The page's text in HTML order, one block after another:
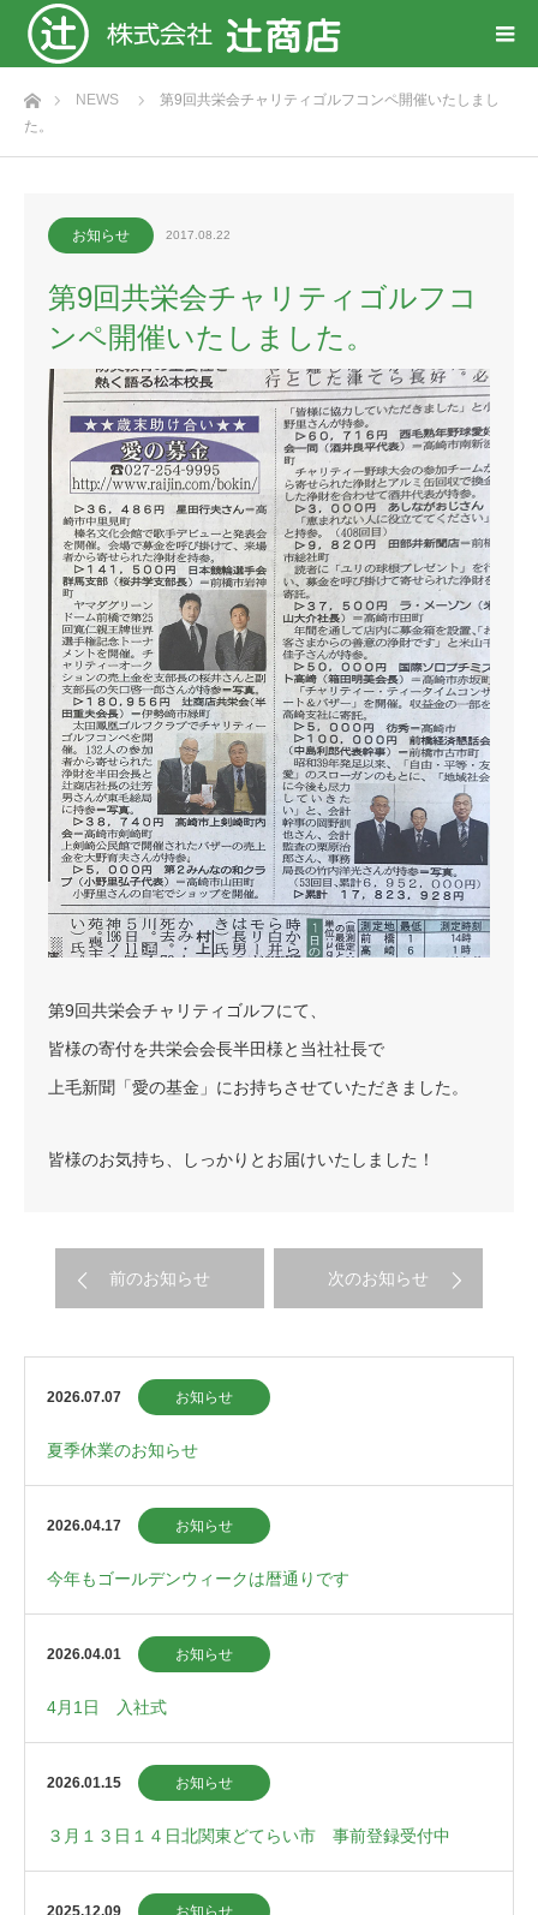
ホームNEWS
第9回共栄会チャリティゴルフコンペ開催いたしまし
た。
お知らせ 2017.08.22
第9回共栄会チャリティゴルフコ
ンペ開催いたしました。
第9回共栄会チャリティゴルフにて、
皆様の寄付を共栄会会長半田様と当社社長で
上毛新聞「愛の基金」にお持ちさせていただきました。
皆様のお気持ち、しっかりとお届けいたしました！
前のお知らせ 次のお知らせ
2026.07.07 お知らせ
夏季休業のお知らせ
2026.04.17 お知らせ
今年もゴールデンウィークは暦通りです
2026.04.01 お知らせ
4月1日 入社式
2026.01.15 お知らせ
３月１３日１４日北関東どてらい市 事前登録受付中